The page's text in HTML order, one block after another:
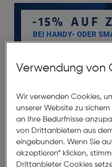
Produktbeschreibung
Emporia
Smart 4
ArtNr.: 621974736
Verwendung von
Wir verwenden Cookies,
unserer Website zu
an Ihre Bedürfnisse
von Drittanbietern aus
eingebunden. Wenn Sie
akzeptieren“ klicken,
Drittanbieter Cookies